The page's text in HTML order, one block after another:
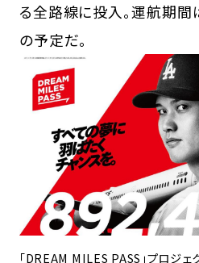
る全路線に投入。運航期
の予定だ。
「DREAM MILES PASS」プロジェク